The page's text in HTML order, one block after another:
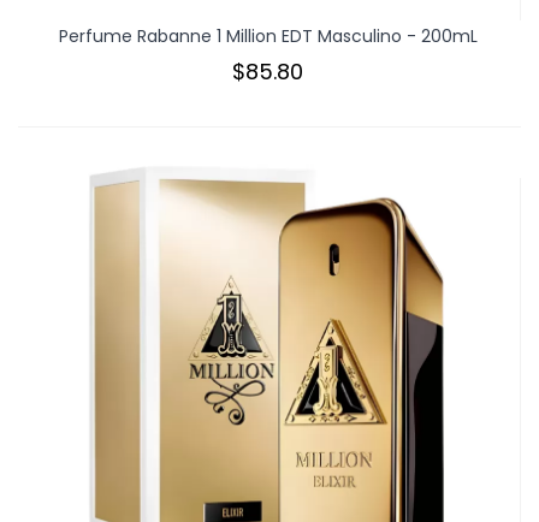
Perfume Rabanne 1 Million EDT Masculino - 200mL
$85.80